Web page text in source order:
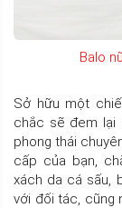
Balo
Sở hữu một
chắc sẽ đem lại
phong thái
cấp của bạn,
xách da cá sấu,
với đối tác, cũng